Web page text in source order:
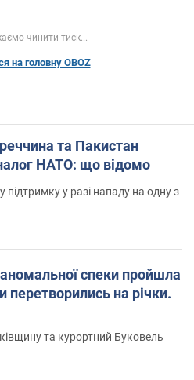
чинити тиск...
на головну OBOZ
та Пакистан
НАТО: що відомо
у разі нападу на одну з
спеки пройшла
перетворились на річки.
та курортний Буковель